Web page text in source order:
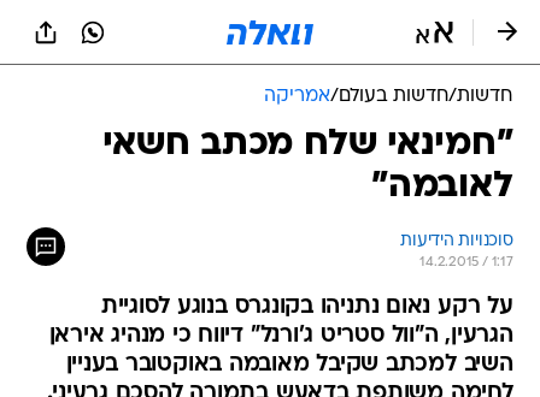
חדשות/חדשות בעולם/אמריקה
"חמינאי שלח מכתב חשאי
לאובמה"
סוכנויות הידיעות
14.2.2015 / 1:17
על רקע נאום נתניהו בקונגרס בנוגע לסוגיית
הגרעין, ה"וול סטריט ג'ורנל" דיווח כי מנהיג איראן
השיב למכתב שקיבל מאובמה באוקטובר בעניין